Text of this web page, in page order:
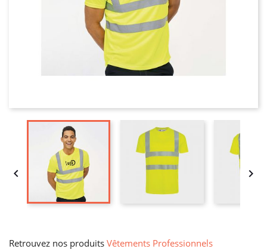
 
Retrouvez nos produits Vêtements Professionnels